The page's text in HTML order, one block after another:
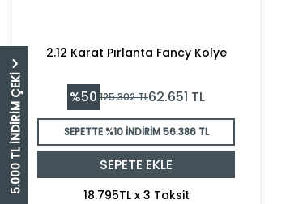
5.000 TL İNDİRİM ÇEKİ
2.12 Karat Pırlanta Fancy Kolye
%50 125.302TL62.651 TL
SEPETTE %10 İNDİRİM56.386 TL
SEPETE EKLE
18.795TL x 3 Taksit